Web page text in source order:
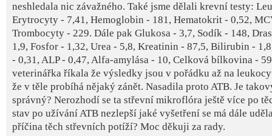
neshledala nic závažného. Také jsme dělali krevní testy:
Erytrocyty - 7,41, Hemoglobin - 181, Hematokrit - 0,52,
Trombocyty - 229. Dále pak Glukosa - 3,7, Sodík - 148,
1,9, Fosfor - 1,32, Urea - 5,8, Kreatinin - 87,5, Bilirubin -
- 0,31, ALP - 0,47, Alfa-amylása - 10, Celková bílkovina -
veterinářka říkala že výsledky jsou v pořádku až na
že v těle probíhá nějaký zánět. Nasadila proto ATB. Je
správný? Nerozhodí se ta střevní mikroflóra ještě více po
stav po užívání ATB nezlepší jaké vyšetření se má dále
příčina těch střevních potíží? Moc děkuji za rady.